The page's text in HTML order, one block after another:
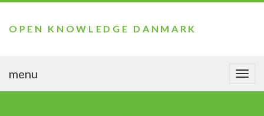
OPEN KNOWLEDGE DANMARK
menu